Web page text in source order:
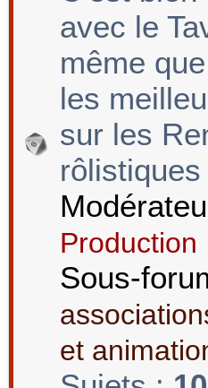
avec le
même
les
sur les
Production
Sous-
et